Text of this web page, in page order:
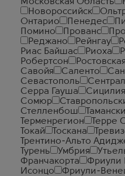
Новороссийск
Онтарио
Пенедес
Помино
Прованс
Реджано
Рейнгау
Риас Байшас
Риоха
Робертсон
Савойя
Саленто
Севастополь
Серра Гауша
Сицилия
Сомюр
Стелленбош
Терменрегион
Терре
Токай
Тоскана
Трентино-Альто
Турень
Умбрия
Франчакорта
Фриули
Исонцо
Фриули-